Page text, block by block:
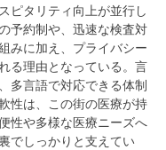
ピタリティ向上が並行し
予約制や、迅速な検査対
みに加え、プライバシー
る理由となっている。言
多言語で対応できる体制
性は、この街の医療が持
性や多様な医療ニーズへ
でしっかりと支えてい